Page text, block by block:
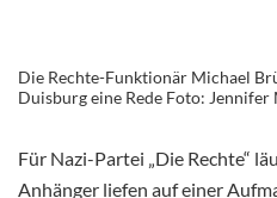
Die Rechte-Funktionär Michael
Duisburg eine Rede Foto: Jennifer
Für Nazi-Partei „Die Rechte“
Anhänger liefen auf einer